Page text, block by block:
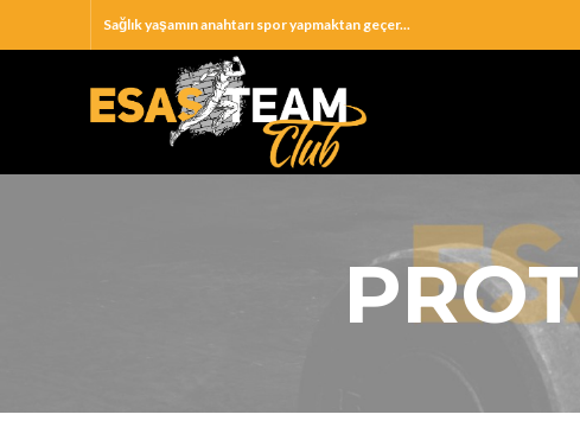
Sağlık yaşamın anahtarı spor yapmaktan geçer...